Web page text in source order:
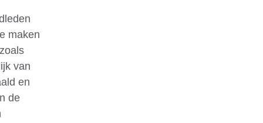
maken
van
en
de